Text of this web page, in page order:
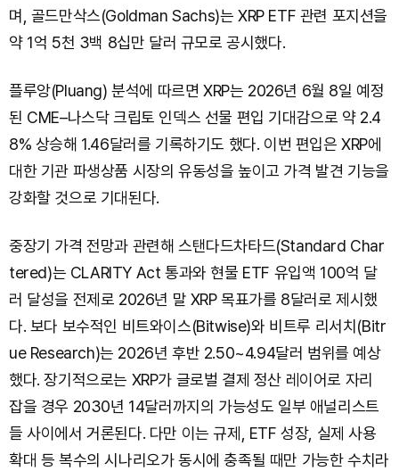
며, 골드만삭스(Goldman Sachs)는 XRP ETF 관련 포지션을
약 1억 5천 3백 8십만 달러 규모로 공시했다.
플루앙(Pluang) 분석에 따르면 XRP는 2026년 6월 8일 예정
된 CME–나스닥 크립토 인덱스 선물 편입 기대감으로 약 2.4
8% 상승해 1.46달러를 기록하기도 했다. 이번 편입은 XRP에
대한 기관 파생상품 시장의 유동성을 높이고 가격 발견 기능을
강화할 것으로 기대된다.
중장기 가격 전망과 관련해 스탠다드차타드(Standard Char
tered)는 CLARITY Act 통과와 현물 ETF 유입액 100억 달
러 달성을 전제로 2026년 말 XRP 목표가를 8달러로 제시했
다. 보다 보수적인 비트와이스(Bitwise)와 비트루 리서치(Bitr
ue Research)는 2026년 후반 2.50~4.94달러 범위를 예상
했다. 장기적으로는 XRP가 글로벌 결제 정산 레이어로 자리
잡을 경우 2030년 14달러까지의 가능성도 일부 애널리스트
들 사이에서 거론된다. 다만 이는 규제, ETF 성장, 실제 사용
확대 등 복수의 시나리오가 동시에 충족될 때만 가능한 수치라